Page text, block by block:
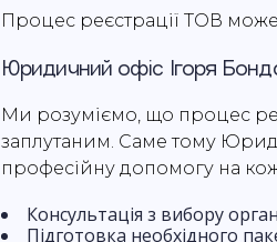
Процес реєстрації ТОВ
Юридичний офіс Ігоря
Ми розуміємо, що процес
заплутаним. Саме тому
професійну допомогу на
Консультація з вибору
Підготовка необхідного